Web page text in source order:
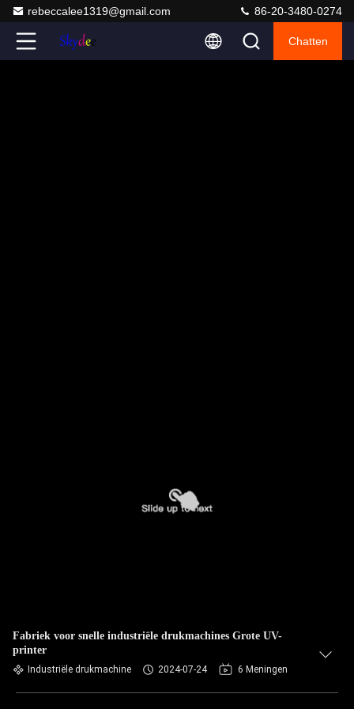
rebeccalee1319@gmail.com 86-20-3480-0274
Chatten
Fabriek voor snelle industriële drukmachines Grote UV-
printer
Industriële drukmachine 2024-07-24 6 Meningen